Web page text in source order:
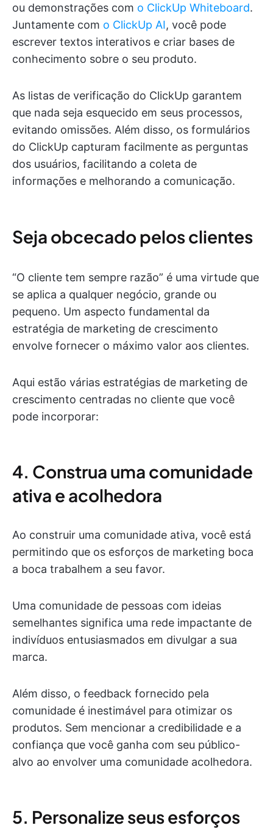
ou demonstrações com o ClickUp Whiteboard.
Juntamente com o ClickUp AI, você pode
escrever textos interativos e criar bases de
conhecimento sobre o seu produto.
As listas de verificação do ClickUp garantem
que nada seja esquecido em seus processos,
evitando omissões. Além disso, os formulários
do ClickUp capturam facilmente as perguntas
dos usuários, facilitando a coleta de
informações e melhorando a comunicação.
Seja obcecado pelos clientes
“O cliente tem sempre razão” é uma virtude que
se aplica a qualquer negócio, grande ou
pequeno. Um aspecto fundamental da
estratégia de marketing de crescimento
envolve fornecer o máximo valor aos clientes.
Aqui estão várias estratégias de marketing de
crescimento centradas no cliente que você
pode incorporar:
4. Construa uma comunidade
ativa e acolhedora
Ao construir uma comunidade ativa, você está
permitindo que os esforços de marketing boca
a boca trabalhem a seu favor.
Uma comunidade de pessoas com ideias
semelhantes significa uma rede impactante de
indivíduos entusiasmados em divulgar a sua
marca.
Além disso, o feedback fornecido pela
comunidade é inestimável para otimizar os
produtos. Sem mencionar a credibilidade e a
confiança que você ganha com seu público-
alvo ao envolver uma comunidade acolhedora.
5. Personalize seus esforços